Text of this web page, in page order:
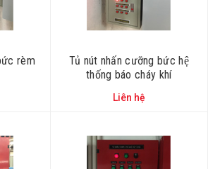
rèm
Tủ nút nhấn cưỡng bức hệ
thống báo cháy khí
Liên hệ